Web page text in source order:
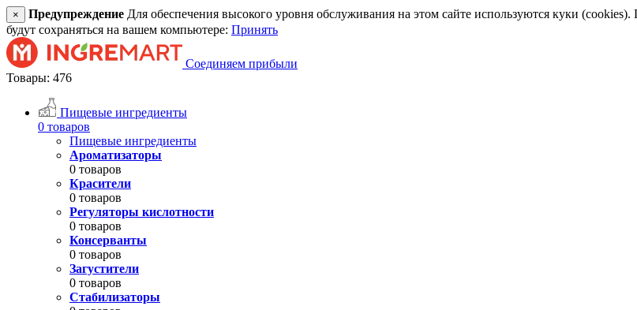
× Предупреждение Для обеспечения высокого уровня обслуживания на этом сайте используются куки
будут сохраняться на вашем компьютере: Принять
Соединяем прибыли
Товары: 476
Пищевые ингредиенты
0 товаров
Пищевые ингредиенты
Ароматизаторы
0 товаров
Красители
0 товаров
Регуляторы кислотности
0 товаров
Консерванты
0 товаров
Загустители
0 товаров
Стабилизаторы